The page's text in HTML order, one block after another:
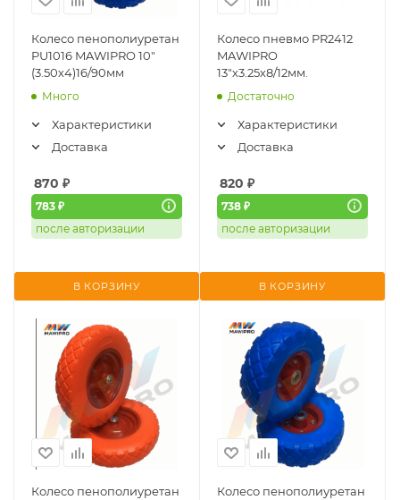
Колесо пенополиуретан
PU1016 MAWIPRO 10"
(3.50х4)16/90мм
Много
Характеристики
Доставка
870 ₽
783 ₽
после авторизации
В КОРЗИНУ
Колесо пневмо PR2412
MAWIPRO
13"х3.25х8/12мм.
Достаточно
Характеристики
Доставка
820 ₽
738 ₽
после авторизации
В КОРЗИНУ
Колесо пенополиуретан
Колесо пенополиуретан